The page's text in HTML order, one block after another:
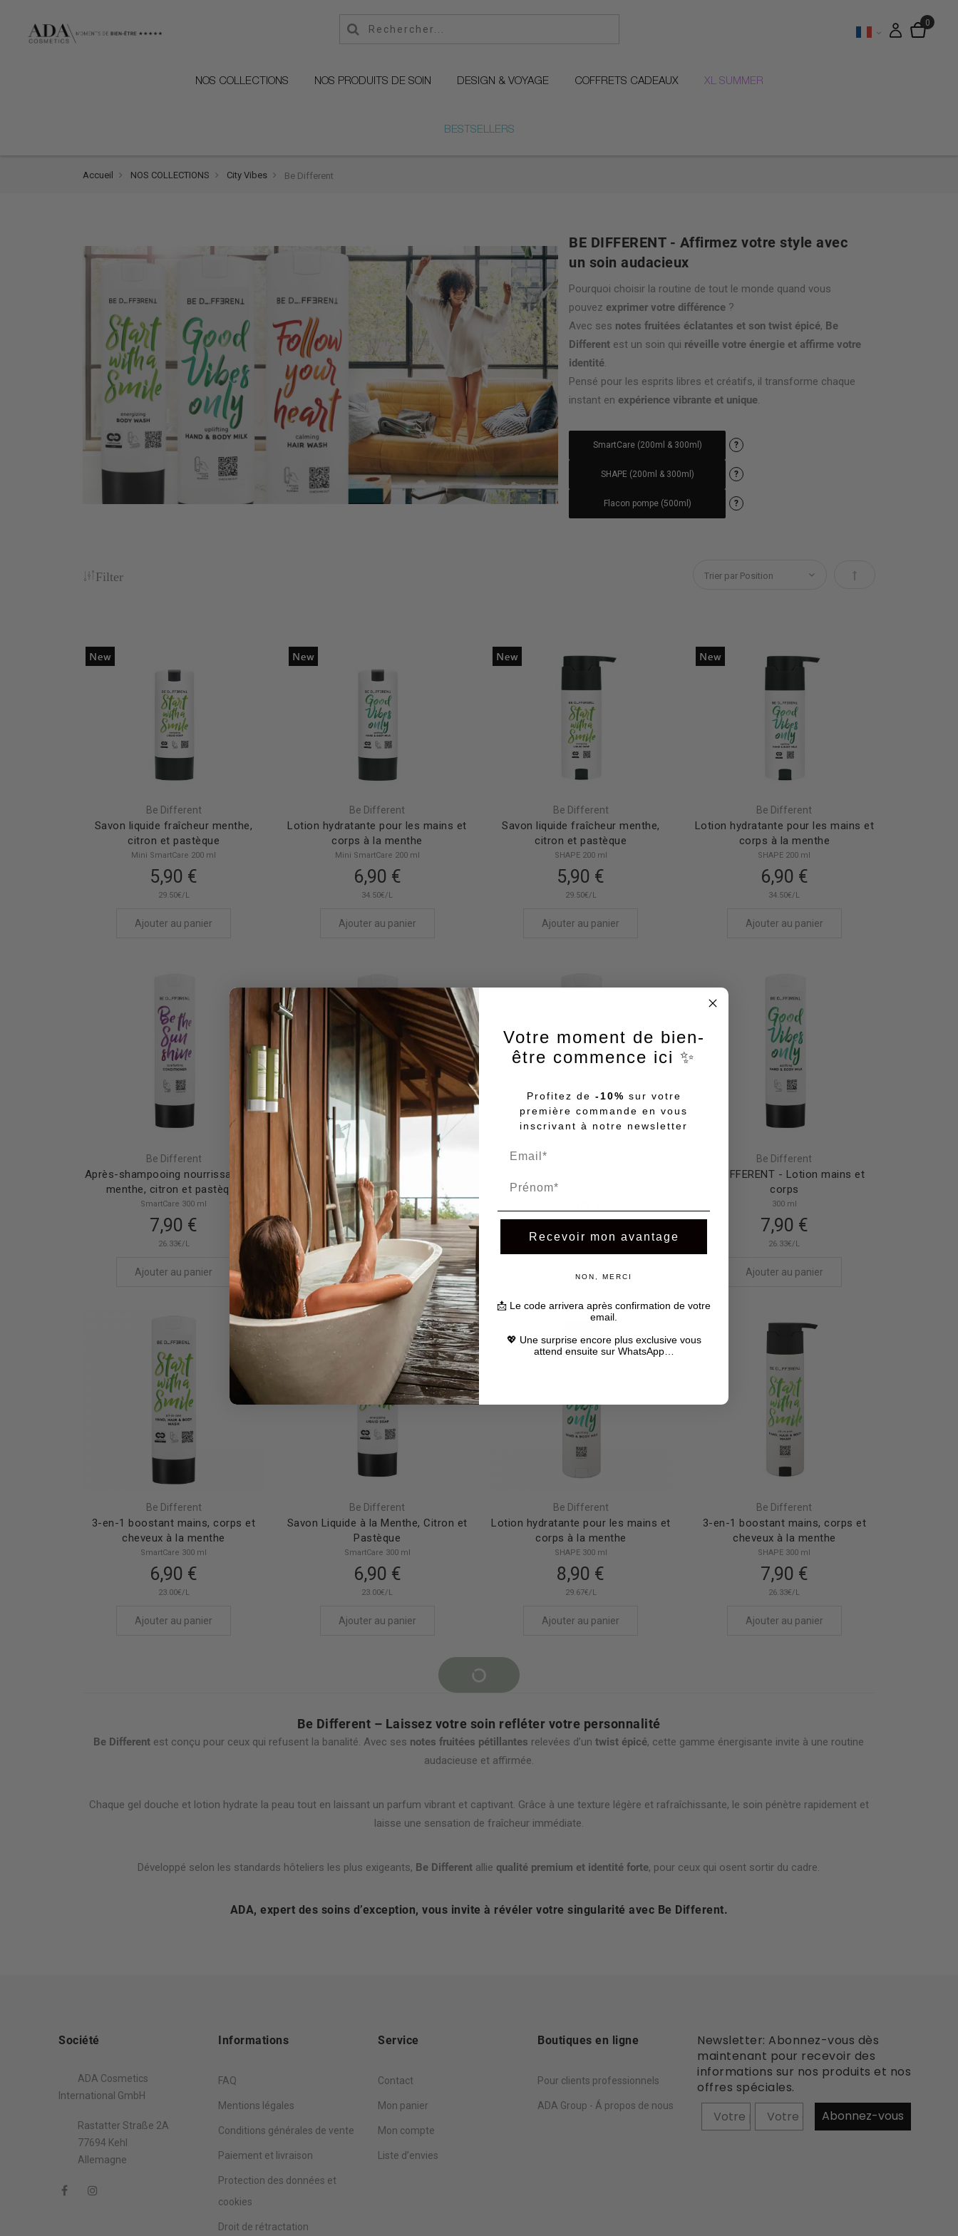
NOS COLLECTIONS NOS PRODUITS DE SOIN DESIGN & VOYAGE COFFRETS CADEAUX XL SUMMER
BESTSELLERS
Accueil NOS COLLECTIONS City Vibes Be Different
BE DIFFERENT - Affirmez votre style avec
un soin audacieux
Pourquoi choisir la routine de tout le monde quand vous
pouvez exprimer votre différence ?
Avec ses notes fruitées éclatantes et son twist épicé, Be
Different est un soin qui réveille votre énergie et affirme votre
identité
Pensé pour les esprits libres et créatifs, il transforme chaque
instant en expérience vibrante et unique
SmartCare (200ml & 300ml) ?
SHAPE (200ml & 300ml) ?
Flacon pompe (500ml) ?
Filter Par ordre décroissant
Be Different
Savon liquide fraîcheur menthe,
citron et pastèque
Mini SmartCare 200 ml
5,90 €
29.50€/L
Ajouter au panier
Be Different
Lotion hydratante pour les mains et
corps à la menthe
Mini SmartCare 200 ml
6,90 €
34.50€/L
Ajouter au panier
Be Different
Savon liquide fraîcheur menthe,
citron et pastèque
SHAPE 200 ml
5,90 €
29.50€/L
Ajouter au panier
Be Different
Lotion hydratante pour les mains et
corps à la menthe
SHAPE 200 ml
6,90 €
34.50€/L
Ajouter au panier
Be Different
Après-shampooing nourrissant à la
menthe, citron et pastèque
SmartCare 300 ml
7,90 €
26.33€/L
Ajouter au panier
Be Different
Shampooing doux tous types de
cheveux à la menthe
SmartCare 300 ml
6,90 €
23.00€/L
Ajouter au panier
BE DIFFERENT - Gel douche,
6,90 €
Ajouter au panier
Be Different
BE DIFFERENT - Lotion mains et
corps
300 ml
7,90 €
26.33€/L
Ajouter au panier
Be Different
3-en-1 boostant mains, corps et
cheveux à la menthe
SmartCare 300 ml
6,90 €
23.00€/L
Ajouter au panier
Be Different
Savon Liquide à la Menthe, Citron et
Pastèque
SmartCare 300 ml
6,90 €
23.00€/L
Ajouter au panier
Be Different
Lotion hydratante pour les mains et
corps à la menthe
SHAPE 300 ml
8,90 €
29.67€/L
Ajouter au panier
Be Different
3-en-1 boostant mains, corps et
cheveux à la menthe
SHAPE 300 ml
7,90 €
26.33€/L
Ajouter au panier
Be Different – Laissez votre soin refléter votre personnalité
Be Different est conçu pour ceux qui refusent la banalité. Avec ses notes fruitées pétillantes relevées d’untwist épicé, cette gamme énergisante invite à une routine
audacieuse et affirmée.
Chaque gel douche et lotion hydrate la peau tout en laissant un parfum vibrant et captivant. Grâce à une texture légère et rafraîchissante, le soin pénètre rapidement et
laisse une sensation de fraîcheur immédiate.
Développé selon les standards hôteliers les plus exigeants, Be Different allie qualité premium et identité forte, pour ceux qui osent sortir du cadre.
ADA, expert des soins d’exception, vous invite à révéler votre singularité avec Be Different.
Société
ADA Cosmetics
International GmbH
Rastatter Straße 2A
77694 Kehl
Allemagne
Informations
FAQ
Mentions légales
Conditions générales de vente
Paiement et livraison
Protection des données et
cookies
Droit de rétractation
Service
Contact
Mon panier
Mon compte
Liste d’envies
Boutiques en ligne
Pour clients professionnels
ADA Group - Á propos de nous
Newsletter: Abonnez-vous dès
maintenant pour recevoir des
informations sur nos produits et nos
offres spéciales.
Prénom
Abonnez-vous
Votre moment de bien-
être commence ici ✨
Profitez de -10% sur votre
première commande en vous
inscrivant à notre newsletter
Recevoir mon avantage
NON, MERCI
📩 Le code arrivera après confirmation de votre
email.
💖 Une surprise encore plus exclusive vous
attend ensuite sur WhatsApp…